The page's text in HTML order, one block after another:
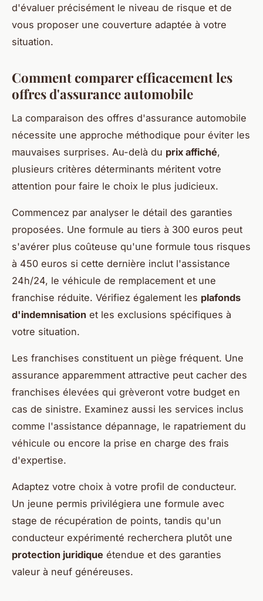
d'évaluer précisément le niveau de risque et de
vous proposer une couverture adaptée à votre
situation.
Comment comparer efficacement les
offres d'assurance automobile
La comparaison des offres d'assurance automobile
nécessite une approche méthodique pour éviter les
mauvaises surprises. Au-delà du prix affiché,
plusieurs critères déterminants méritent votre
attention pour faire le choix le plus judicieux.
Commencez par analyser le détail des garanties
proposées. Une formule au tiers à 300 euros peut
s'avérer plus coûteuse qu'une formule tous risques
à 450 euros si cette dernière inclut l'assistance
24h/24, le véhicule de remplacement et une
franchise réduite. Vérifiez également les plafonds
d'indemnisation et les exclusions spécifiques à
votre situation.
Les franchises constituent un piège fréquent. Une
assurance apparemment attractive peut cacher des
franchises élevées qui grèveront votre budget en
cas de sinistre. Examinez aussi les services inclus
comme l'assistance dépannage, le rapatriement du
véhicule ou encore la prise en charge des frais
d'expertise.
Adaptez votre choix à votre profil de conducteur.
Un jeune permis privilégiera une formule avec
stage de récupération de points, tandis qu'un
conducteur expérimenté recherchera plutôt une
protection juridique étendue et des garanties
valeur à neuf généreuses.